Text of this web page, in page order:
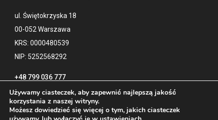
ul. Świętokrzyska 18
00-052 Warszawa
KRS: 0000480539
NIP: 5252568292
+48 799 036 777
Kontakt Polityka prywatności
Używamy ciasteczek, aby zapewnić najlepszą jakość
korzystania z naszej witryny.
Możesz dowiedzieć się więcej o tym, jakich ciasteczek